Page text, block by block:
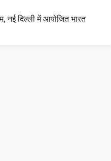
दिल्ली में आयोजित भारत